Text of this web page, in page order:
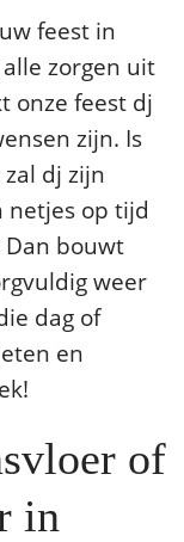
feest in
zorgen uit
onze feest dj
zijn. Is
dj zijn
netjes op tijd
Dan bouwt
weer
dag of
en
of
in